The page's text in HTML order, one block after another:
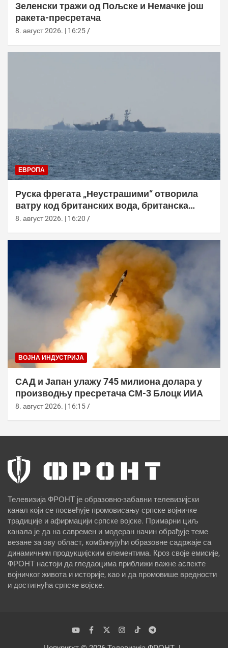
Зеленски тражи од Пољске и Немачке још
ракета-пресретача
8. август 2026. | 16:25
ЕВРОПА
Руска фрегата „Неустрашими“ отворила
ватру код британских вода, британска
морнарица појачала праћење
8. август 2026. | 16:20
ВОЈНА ИНДУСТРИЈА
САД и Јапан улажу 745 милиона долара у
производњу пресретача СМ-3 Блоцк ИИА
8. август 2026. | 16:15
Телевизија ФРОНТ је образовно-забавни телевизијски
канал који се посвећује промовисању српске војничке
традиције и афирмацији српске војске. Примарни циљ
канала је да на савремен и модеран начин обрађује теме
везане за ову област, комбинујући образовне садржаје са
динамичним продукцијским елементима. Кроз своје емисије,
ФРОНТ настоји да гледаоцима приближи важне аспекте
војничког живота и историје, као и да промовише вредности
и достигнућа српске војске.